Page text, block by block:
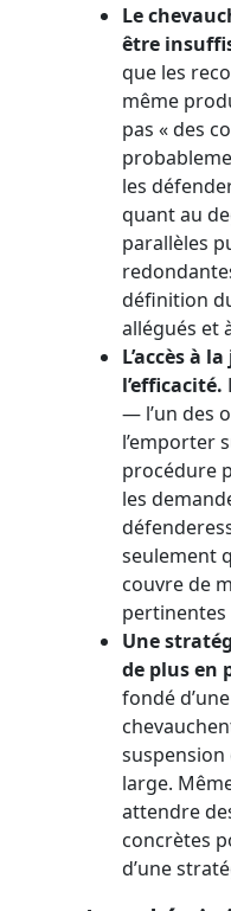
Le
être
que les
même
pas « des
les
quant au
parallèles
définition
allégués et
L’accès à
l’efficacité.
— l’un des
l’emporter
procédure
les
seulement
couvre de
pertinentes
Une
de plus en
fondé
suspension
large.
attendre
concrètes
d’une